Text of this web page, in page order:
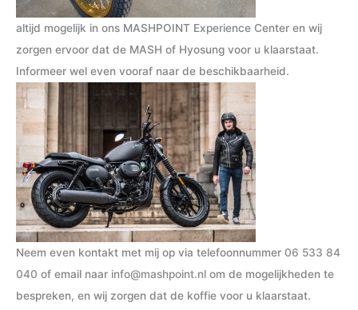
altijd mogelijk in ons MASHPOINT Experience Center en wij
zorgen ervoor dat de MASH of Hyosung voor u klaarstaat.
Informeer wel even vooraf naar de beschikbaarheid.
Neem even kontakt met mij op via telefoonnummer 06 533 84
040 of email naar info@mashpoint.nl om de mogelijkheden te
bespreken, en wij zorgen dat de koffie voor u klaarstaat.